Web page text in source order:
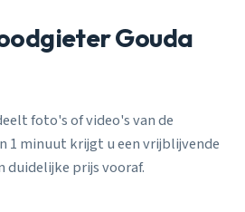
Gouda
foto's of video's van de
1 minuut krijgt u een vrijblijvende
duidelijke prijs vooraf.